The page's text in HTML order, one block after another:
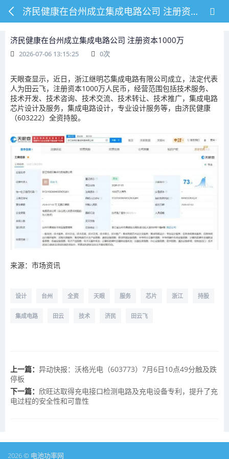
济民健康在台州成立集成电路公司 注册资本1000万
济民健康在台州成立集成电路公司 注册资本1000万
2026-07-06 13:15:25 0次
天眼查显示，近日，浙江继明芯集成电路有限公司成立，法定代表
人为田云飞，注册资本1000万人民币，经营范围包括技术服务、
技术开发、技术咨询、技术交流、技术转让、技术推广，集成电路
芯片设计及服务，集成电路设计，专业设计服务等，由济民健康
（603222）全资持股。
来源：市场资讯
设计 台州 全资 天眼 服务 芯片 浙江 持股
集成电路 田云 技术 济民 田云飞
上一篇： 异动快报：沃格光电（603773）7月6日10点49分触及跌
停板
下一篇： 欣旺达取得充电接口检测电路及充电设备专利，提升了充
电过程的安全性和可靠性
2026 © 电池功率网